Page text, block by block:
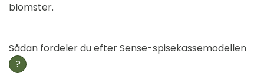
blomster.
Sådan fordeler du efter Sense-spisekassemodellen
?